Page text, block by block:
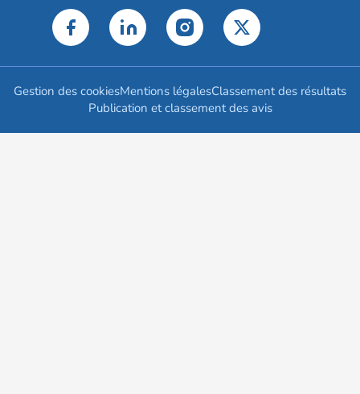
Gestion des cookiesMentions légalesClassement des résultats
Publication et classement des avis